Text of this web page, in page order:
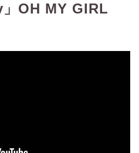
」OH MY GIRL